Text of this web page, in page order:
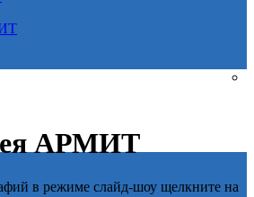
АРМИТ
в режиме слайд-шоу щелкните на